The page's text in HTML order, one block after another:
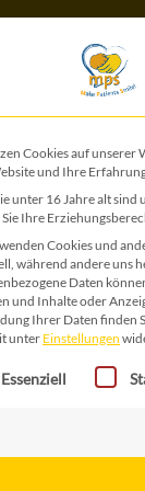
10,00€
Süßes
Ostern
12
Kategorie:
Cookies auf unserer
und Ihre
unter 16 Jahre alt
Sie Ihre
Cookies und
während andere uns
Daten
und Inhalte oder
Ihrer Daten finden
unterEinstellungen
eine Liste der
Essenziell